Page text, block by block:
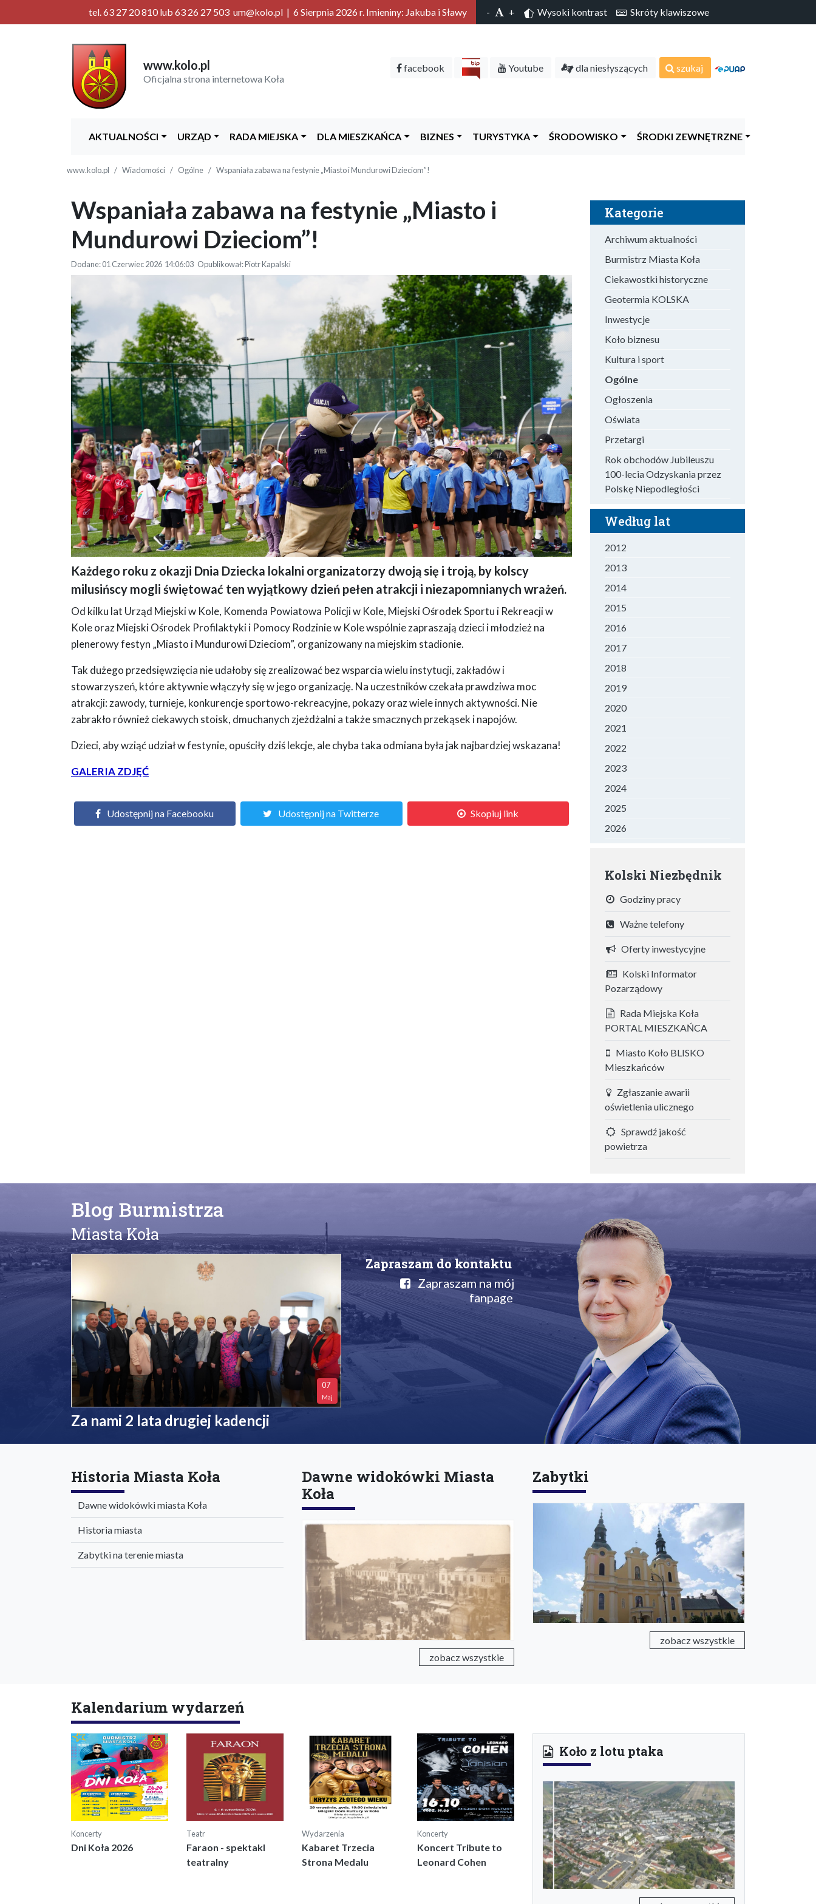
tel. 63 27 20 810 lub 63 26 27 503 um@kolo.pl | 6 Sierpnia 2026 r. Imieniny: Jakuba i Sławy - + Wysoki kontrast Skróty klawiszowe
www.kolo.pl
Oficjalna strona internetowa Koła
facebook Youtube dla niesłyszących szukaj
AKTUALNOŚCI URZĄD RADA MIEJSKA DLA MIESZKAŃCA BIZNES TURYSTYKA ŚRODOWISKO ŚRODKI ZEWNĘTRZNE
www.kolo.pl Wiadomości Ogólne Wspaniała zabawa na festynie „Miasto i Mundurowi Dzieciom”!
Wspaniała zabawa na festynie „Miasto i
Mundurowi Dzieciom”!
Dodane: 01 Czerwiec 2026 14:06:03 Opublikował: Piotr Kapalski
Maskotka policji "Pyrek" w granatowym mundurze i czapce z napisem "POLICJA" stoi na boisku ze sztuczną trawą wśród grupy dzieci w niebieskich,
czerwonych i białych koszulkach podczas imprezy sportowej na świeżym powietrzu.
Każdego roku z okazji Dnia Dziecka lokalni organizatorzy dwoją się i troją, by kolscy
milusińscy mogli świętować ten wyjątkowy dzień pełen atrakcji i niezapomnianych wrażeń.
Od kilku lat Urząd Miejski w Kole, Komenda Powiatowa Policji w Kole, Miejski Ośrodek Sportu i Rekreacji w
Kole oraz Miejski Ośrodek Profilaktyki i Pomocy Rodzinie w Kole wspólnie zapraszają dzieci i młodzież na
plenerowy festyn „Miasto i Mundurowi Dzieciom”, organizowany na miejskim stadionie.
Tak dużego przedsięwzięcia nie udałoby się zrealizować bez wsparcia wielu instytucji, zakładów i
stowarzyszeń, które aktywnie włączyły się w jego organizację. Na uczestników czekała prawdziwa moc
atrakcji: zawody, turnieje, konkurencje sportowo-rekreacyjne, pokazy oraz wiele innych aktywności. Nie
zabrakło również ciekawych stoisk, dmuchanych zjeżdżalni a także smacznych przekąsek i napojów.
Dzieci, aby wziąć udział w festynie, opuściły dziś lekcje, ale chyba taka odmiana była jak najbardziej wskazana!
GALERIA ZDJĘĆ
Udostępnij na Facebooku Udostępnij na Twitterze Skopiuj link
Kategorie
Archiwum aktualności
Burmistrz Miasta Koła
Ciekawostki historyczne
Geotermia KOLSKA
Inwestycje
Koło biznesu
Kultura i sport
Ogólne
Ogłoszenia
Oświata
Przetargi
Rok obchodów Jubileuszu
100-lecia Odzyskania przez
Polskę Niepodległości
Według lat
2012
2013
2014
2015
2016
2017
2018
2019
2020
2021
2022
2023
2024
2025
2026
Kolski Niezbędnik
Godziny pracy
Ważne telefony
Oferty inwestycyjne
Kolski Informator
Pozarządowy
Rada Miejska Koła
PORTAL MIESZKAŃCA
Miasto Koło BLISKO
Mieszkańców
Zgłaszanie awarii
oświetlenia ulicznego
Sprawdź jakość
powietrza
Blog Burmistrza
Miasta Koła
07
Maj
Za nami 2 lata drugiej kadencji
Zapraszam do kontaktu
Zapraszam na mój
fanpage
Historia Miasta Koła
Dawne widokówki miasta Koła
Historia miasta
Zabytki na terenie miasta
Dawne widokówki Miasta
Koła
zobacz wszystkie
Zabytki
zobacz wszystkie
Kalendarium wydarzeń
Koncerty
Dni Koła 2026
Teatr
Faraon - spektakl
teatralny
Wydarzenia
Kabaret Trzecia
Strona Medalu
Koncerty
Koncert Tribute to
Leonard Cohen
Koło z lotu ptaka
Previous Next